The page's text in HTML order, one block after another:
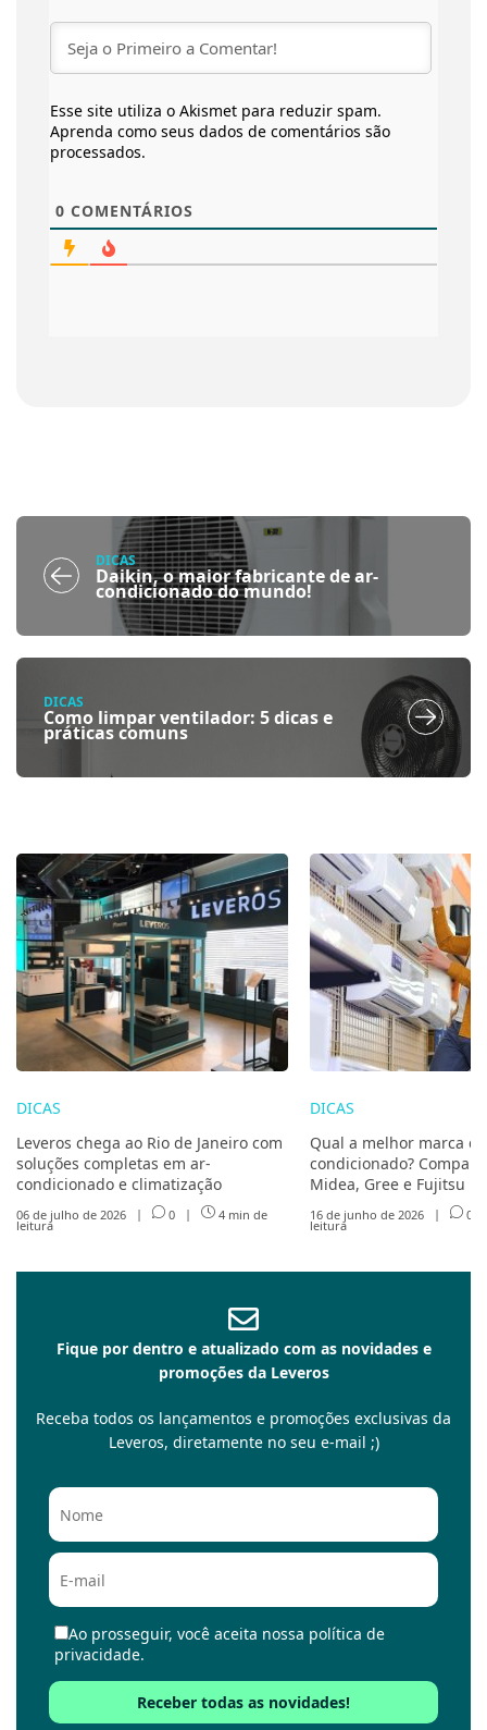
Esse site utiliza o Akismet para reduzir spam.
Aprenda como seus dados de comentários são
processados.
0 COMENTÁRIOS
DICAS
Daikin, o maior fabricante de ar-
condicionado do mundo!
DICAS
Como limpar ventilador: 5 dicas e
práticas comuns
DICAS
Leveros chega ao Rio de Janeiro com
soluções completas em ar-
condicionado e climatização
06 de julho de 2026 | 0 | 4 min de
leitura
DICAS
Qual a melhor marca
condicionado?
Midea, Gree e Fujitsu
16 de junho de 2026 | 0
leitura
Fique por dentro e atualizado com as novidades e
promoções da Leveros
Receba todos os lançamentos e promoções exclusivas da
Leveros, diretamente no seu e-mail ;)
Ao prosseguir, você aceita nossa política de
privacidade.